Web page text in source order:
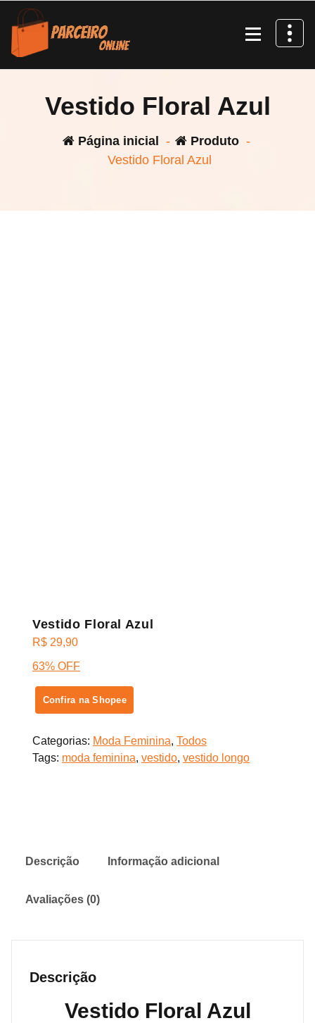
Pular
para
conteúdo
Vestido Floral Azul
Página inicial - Produto -
Vestido Floral Azul
Vestido Floral Azul
R$ 29,90
63% OFF
Confira na Shopee
Categorias: Moda Feminina, Todos
Tags: moda feminina, vestido, vestido longo
Descrição Informação adicional
Avaliações (0)
Descrição
Vestido Floral Azul